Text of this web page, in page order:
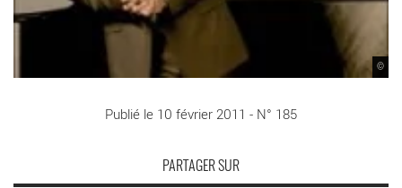
©
Publié le 10 février 2011 - N° 185
PARTAGER SUR